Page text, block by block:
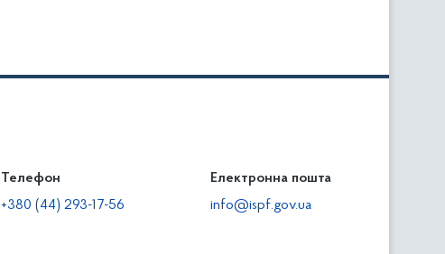
Діяльність
Роботодавцям
Телефон
+380 (44) 293-17-56
Електронна пошта
info@ispf.gov.ua